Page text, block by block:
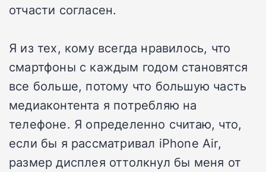
отчасти согласен.
Я из тех, кому всегда нравилось, что
смартфоны с каждым годом становятся
все больше, потому что большую часть
медиаконтента я потребляю на
телефоне. Я определенно считаю, что,
если бы я рассматривал iPhone Air,
размер дисплея оттолкнул бы меня от